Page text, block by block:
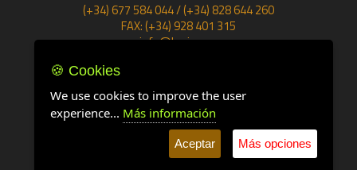
(+34) 677 584 044 / (+34) 828 644 260
FAX: (+34) 928 401 315
info@kvcic.com
Cookies
🍪 Cookies
We use cookies to improve the user
experience... Más información
Aceptar Más opciones